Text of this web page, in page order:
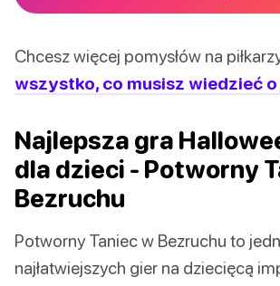
Chcesz więcej pomysłów na
wszystko, co musisz wiedzieć o
Najlepsza gra
dla dzieci - Potworny
Bezruchu
Potworny Taniec w Bezruchu to
najłatwiejszych gier na dziecięcą